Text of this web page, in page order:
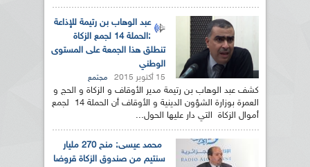
عبد الوهاب بن رتيمة للإذاعة
:الحملة 14 لجمع الزكاة
تنطلق هذا الجمعة على المستوى
الوطني
15 أكتوبر 2015 مجتمع
كشف عبد الوهاب بن رتيمة مدير الأوقاف و الزكاة و الحج و
العمرة بوزارة الشؤون الدينية و الأوقاف أن الحملة 14 لجمع
أموال الزكاة التي دار عليها الحول...
محمد عيسى: منح 270 مليار
سنتيم من صندوق الزكاة قروضا